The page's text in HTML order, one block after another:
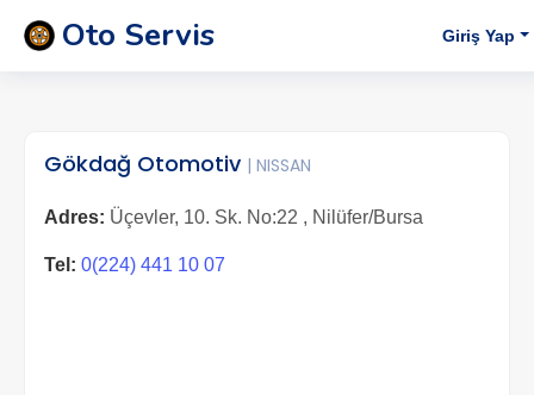
Oto Servis Giriş Yap
Gökdağ Otomotiv | NISSAN
Adres: Üçevler, 10. Sk. No:22 , Nilüfer/Bursa
Tel: 0(224) 441 10 07